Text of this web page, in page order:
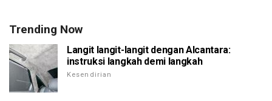
Trending Now
Langit langit-langit dengan Alcantara:
instruksi langkah demi langkah
Kesendirian